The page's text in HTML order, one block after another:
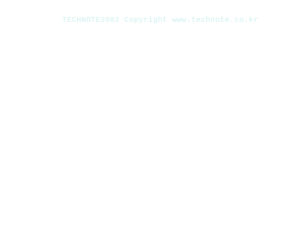
TECHNOTE2002 Copyright www.technote.co.kr